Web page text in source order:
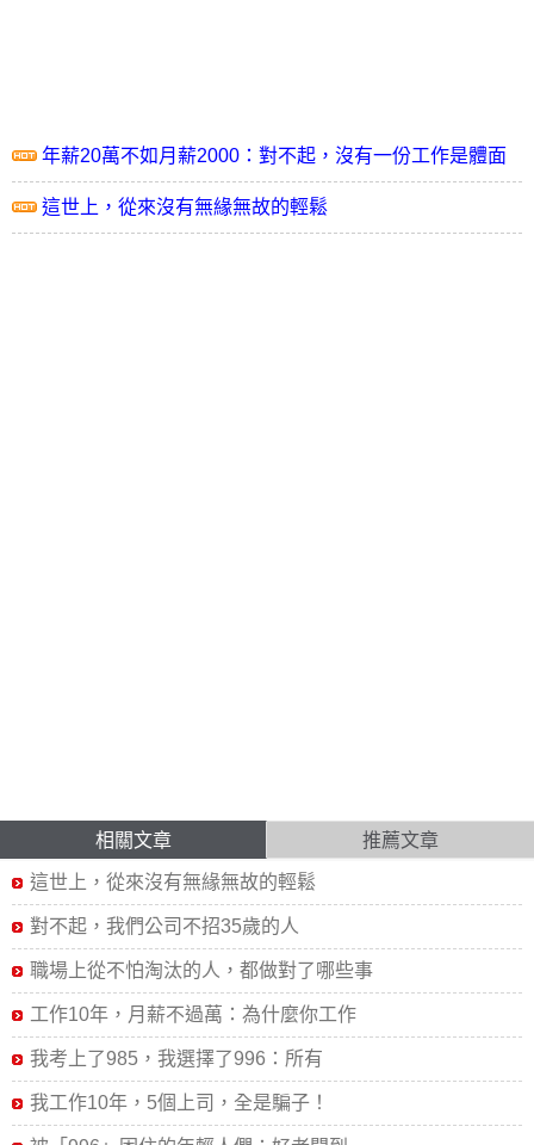
年薪20萬不如月薪2000：對不起，沒有一份工作是體面
的
這世上，從來沒有無緣無故的輕鬆
相關文章 推薦文章
這世上，從來沒有無緣無故的輕鬆
對不起，我們公司不招35歲的人
職場上從不怕淘汰的人，都做對了哪些事
工作10年，月薪不過萬：為什麼你工作
我考上了985，我選擇了996：所有
我工作10年，5個上司，全是騙子！